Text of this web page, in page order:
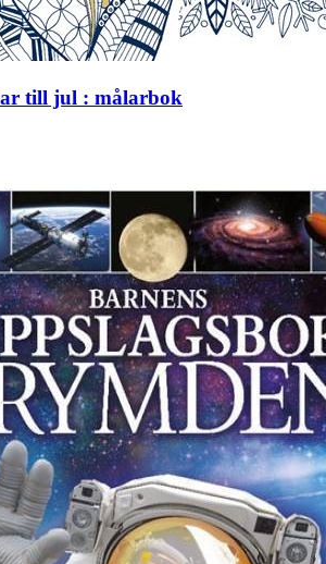
till jul : målarbok